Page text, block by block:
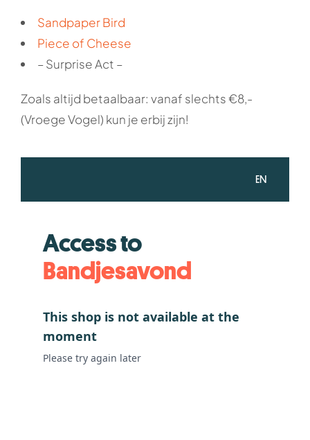
Sandpaper Bird
Piece of Cheese
– Surprise Act –
Zoals altijd betaalbaar: vanaf slechts €8,-
(Vroege Vogel) kun je erbij zijn!